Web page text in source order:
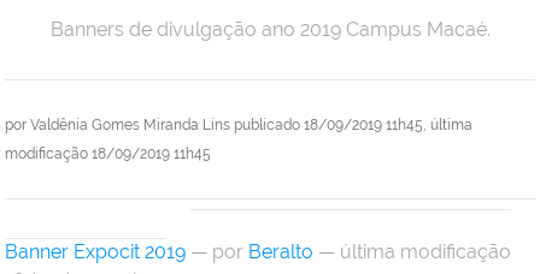
por Valdênia Gomes Miranda Lins publicado 18/09/2019 11h45, última
modificação 18/09/2019 11h45
Banners de divulgação ano 2019 Campus Macaé.
Banner Expocit 2019 — por Beralto — última modificação